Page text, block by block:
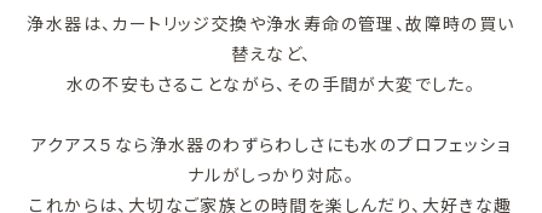
浄水器は、カートリッジ交換や浄水寿命の管理、故障時の買い
替えなど、
水の不安もさることながら、その手間が大変でした。
アクアス５なら浄水器のわずらわしさにも水のプロフェッショ
ナルがしっかり対応。
これからは、大切なご家族との時間を楽しんだり、大好きな趣